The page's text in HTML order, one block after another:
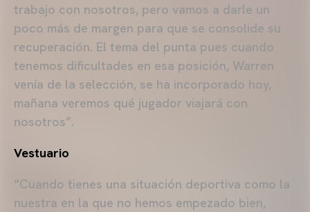
trabajo con nosotros, pero vamos a darle un
poco más de margen para que se consolide su
recuperación. El tema del punta pues cuando
tenemos dificultades en esa posición, Warren
venía de la selección, se ha incorporado hoy,
mañana veremos qué jugador viajará con
nosotros”.
Vestuario
“Cuando tienes una situación deportiva como la
nuestra en la que no hemos empezado bien,